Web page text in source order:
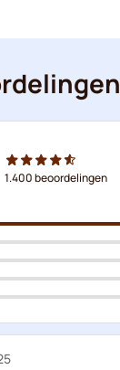
1.400beoordelingen